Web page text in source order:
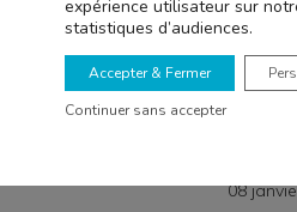
En
08
expérience utilisateur sur
statistiques d’audiences.
Accepter & Fermer
Continuer sans accepter